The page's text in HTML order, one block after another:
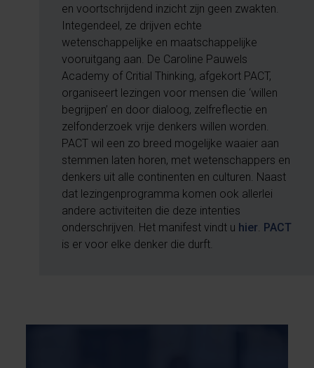
en voortschrijdend inzicht zijn geen zwakten.
Integendeel, ze drijven echte
wetenschappelijke en maatschappelijke
vooruitgang aan. De Caroline Pauwels
Academy of Critial Thinking, afgekort PACT,
organiseert lezingen voor mensen die ‘willen
begrijpen’ en door dialoog, zelfreflectie en
zelfonderzoek vrije denkers willen worden.
PACT wil een zo breed mogelijke waaier aan
stemmen laten horen, met wetenschappers en
denkers uit alle continenten en culturen. Naast
dat lezingenprogramma komen ook allerlei
andere activiteiten die deze intenties
onderschrijven. Het manifest vindt u hier. PACT
is er voor elke denker die durft.